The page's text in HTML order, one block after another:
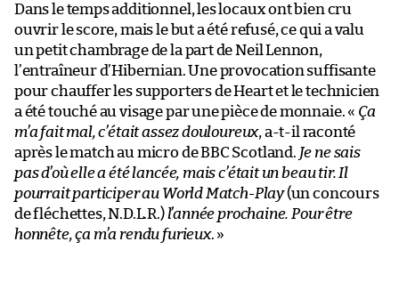
Dans le temps additionnel, les locaux ont bien cru
ouvrir le score, mais le but a été refusé, ce qui a valu
un petit chambrage de la part de Neil Lennon,
l’entraîneur d’Hibernian. Une provocation suffisante
pour chauffer les supporters de Heart et le technicien
a été touché au visage par une pièce de monnaie. « Ça
m’a fait mal, c’était assez douloureux, a-t-il raconté
après le match au micro de BBC Scotland. Je ne sais
pas d’où elle a été lancée, mais c’était un beau tir. Il
pourrait participer au World Match-Play(un concours
de fléchettes, N.D.L.R.) l’année prochaine. Pour être
honnête, ça m’a rendu furieux. »